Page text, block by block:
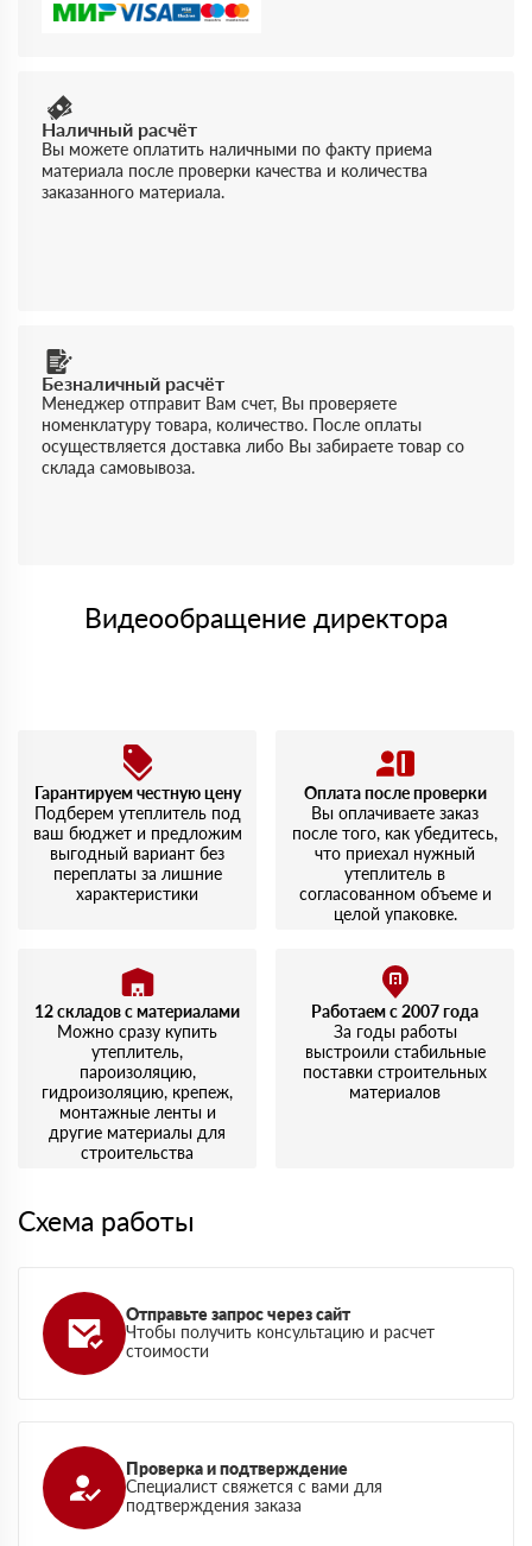
Наличный расчёт
Вы можете оплатить наличными по факту приема
материала после проверки качества и количества
заказанного материала.
Безналичный расчёт
Менеджер отправит Вам счет, Вы проверяете
номенклатуру товара, количество. После оплаты
осуществляется доставка либо Вы забираете товар со
склада самовывоза.
Видеообращение директора
Гарантируем честную цену
Подберем утеплитель под
ваш бюджет и предложим
выгодный вариант без
переплаты за лишние
характеристики
Оплата после проверки
Вы оплачиваете заказ
после того, как убедитесь,
что приехал нужный
утеплитель в
согласованном объеме и
целой упаковке.
12 складов с материалами
Можно сразу купить
утеплитель,
пароизоляцию,
гидроизоляцию, крепеж,
монтажные ленты и
другие материалы для
строительства
Работаем с 2007 года
За годы работы
выстроили стабильные
поставки строительных
материалов
Схема работы
Отправьте запрос через сайт
Чтобы получить консультацию и расчет
стоимости
Проверка и подтверждение
Специалист свяжется с вами для
подтверждения заказа